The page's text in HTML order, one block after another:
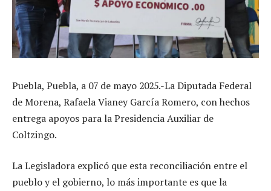
Puebla, Puebla, a 07 de mayo 2025.-La Diputada Federal
de Morena, Rafaela Vianey García Romero, con hechos
entrega apoyos para la Presidencia Auxiliar de
Coltzingo.
La Legisladora explicó que esta reconciliación entre el
pueblo y el gobierno, lo más importante es que la